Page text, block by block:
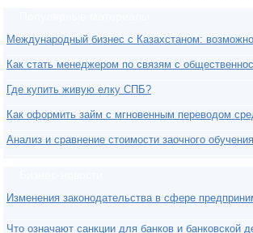
Международный бизнес с Казахстаном:
Как стать менеджером по связям с
Где купить живую елку СПБ?
Как оформить займ с мгновенным переводом
Анализ и сравнение стоимости заочного обучения
Изменения законодательства в сфере
Что означают санкции для банков и банковской